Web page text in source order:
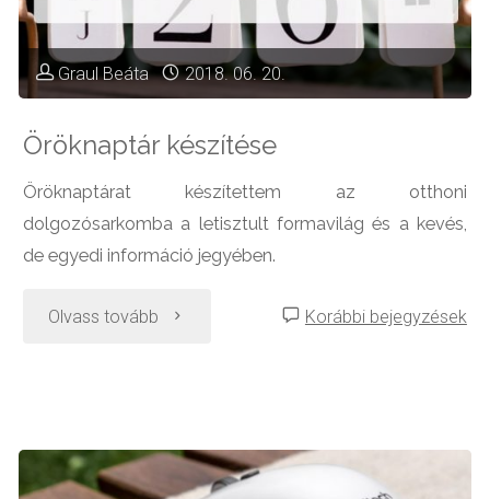
Graul Beáta 2018. 06. 20.
Öröknaptár készítése
Öröknaptárat készítettem az otthoni
dolgozósarkomba a letisztult formavilág és a kevés,
de egyedi információ jegyében.
Olvass tovább "Öröknaptár Korábbi bejegyzések